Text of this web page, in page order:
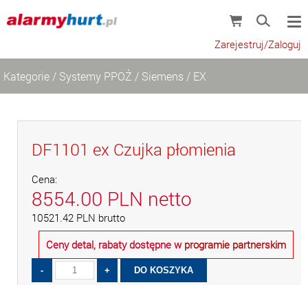
Zarejestruj/Zaloguj
Kategorie / Systemy PPOŻ / Siemens / EX
DF1101 ex Czujka płomienia
Cena:
8554.00 PLN netto
10521.42 PLN brutto
Ceny detal, rabaty dostępne w programie partnerskim